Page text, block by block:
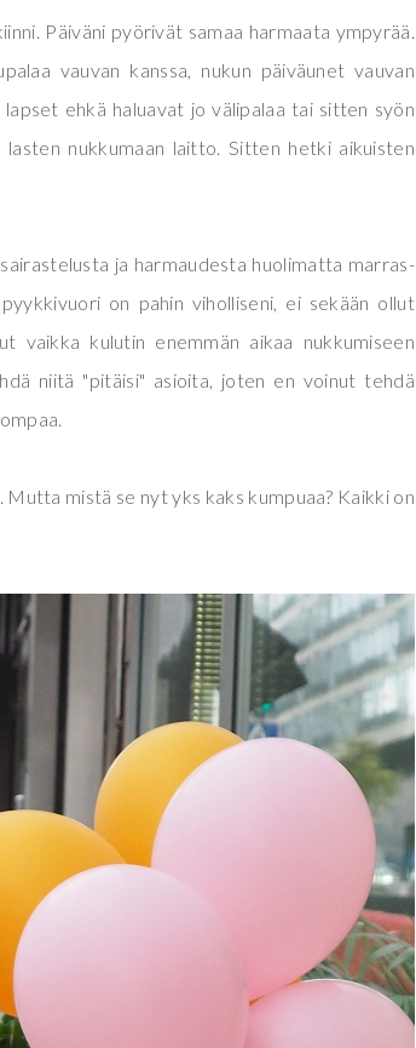
Päiväni pyörivät samaa harmaata ympyrää.
vauvan kanssa, nukun päiväunet vauvan
ehkä haluavat jo välipalaa tai sitten syön
nukkumaan laitto. Sitten hetki aikuisten
ja harmaudesta huolimatta marras-
on pahin viholliseni, ei sekään ollut
vaikka kulutin enemmän aikaa nukkumiseen
niitä "pitäisi" asioita, joten en voinut tehdä
mistä se nyt yks kaks kumpuaa? Kaikki on